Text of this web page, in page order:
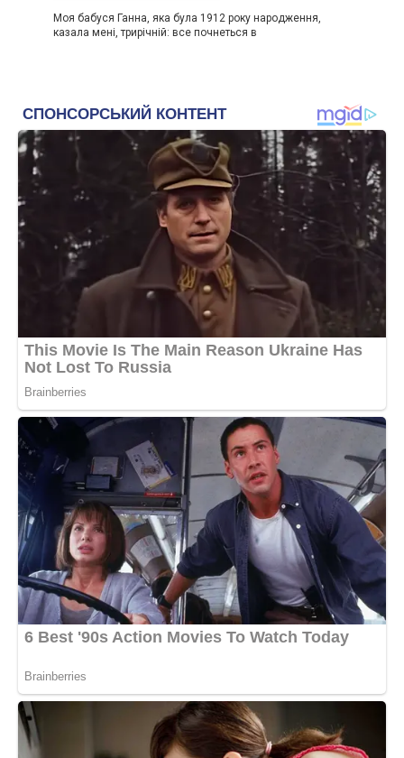
Моя бабуся Ганна, яка була 1912 року народження,
казала мені, трирічній: все почнеться в